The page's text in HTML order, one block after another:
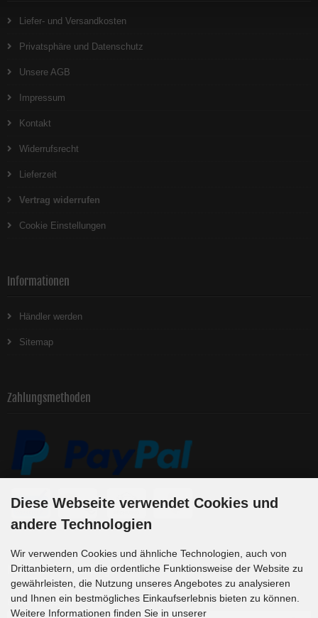
Liefer- und Versandkosten
Privatsphäre und Datenschutz
Unsere AGB
Impressum
Kontakt
Widerrufsrecht
Lieferzeit
Vertrag widerrufen
Cookie Einstellungen
Informationen
Händler werden
Sitemap
Zahlungsmethoden
Newsletter-Anmeldung
E-Mail-Adresse:
Diese Webseite verwendet Cookies und
andere Technologien
Wir verwenden Cookies und ähnliche Technologien, auch von
Drittanbietern, um die ordentliche Funktionsweise der Website zu
gewährleisten, die Nutzung unseres Angebotes zu analysieren
und Ihnen ein bestmögliches Einkaufserlebnis bieten zu können.
Weitere Informationen finden Sie in unserer